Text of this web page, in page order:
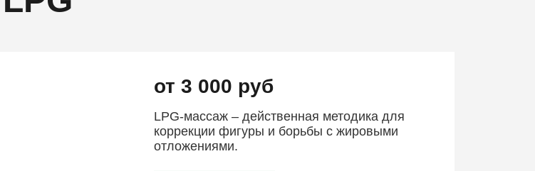
от 3 000 руб
LPG-массаж – действенная методика для
коррекции фигуры и борьбы с жировыми
отложениями.